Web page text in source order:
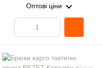
Оптові ціни